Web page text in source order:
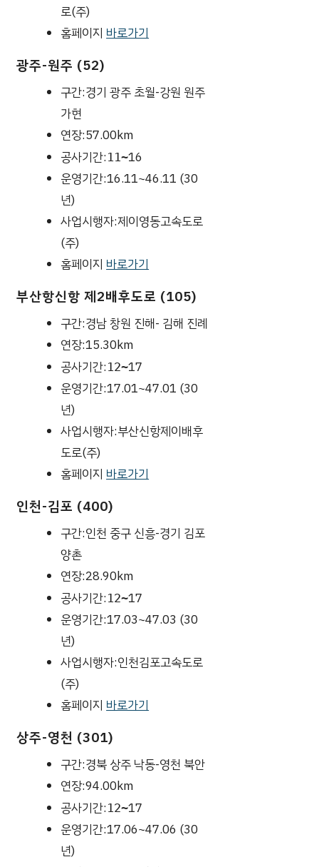
로(주)
홈페이지 바로가기
광주-원주 (52)
구간:경기 광주 초월-강원 원주
가현
연장:57.00km
공사기간: 11~16
운영기간:16.11~46.11 (30
년)
사업시행자:제이영동고속도로
(주)
홈페이지 바로가기
부산항신항 제2배후도로 (105)
구간:경남 창원 진해- 김해 진례
연장:15.30km
공사기간: 12~17
운영기간:17.01~47.01 (30
년)
사업시행자:부산신항제이배후
도로(주)
홈페이지 바로가기
인천-김포 (400)
구간:인천 중구 신흥-경기 김포
양촌
연장:28.90km
공사기간: 12~17
운영기간:17.03~47.03 (30
년)
사업시행자:인천김포고속도로
(주)
홈페이지 바로가기
상주-영천 (301)
구간:경북 상주 낙동-영천 북안
연장:94.00km
공사기간: 12~17
운영기간:17.06~47.06 (30
년)